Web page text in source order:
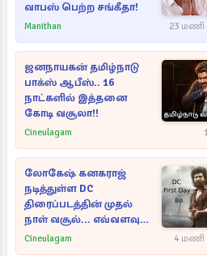
வாபஸ் பெற்ற சங்கீதா!
Manithan 23 மணி
ஜனநாயகன் தமிழ்நாடு
பாக்ஸ் ஆபீஸ்.. 16
நாட்களில் இத்தனை
கோடி வசூலா!!
Cineulagam
லோகேஷ் கனகராஜ்
நடித்துள்ள DC
திரைப்படத்தின் முதல்
நாள் வசூல்... எவ்வளவு
தெரியுமா?
Cineulagam 4 மணி